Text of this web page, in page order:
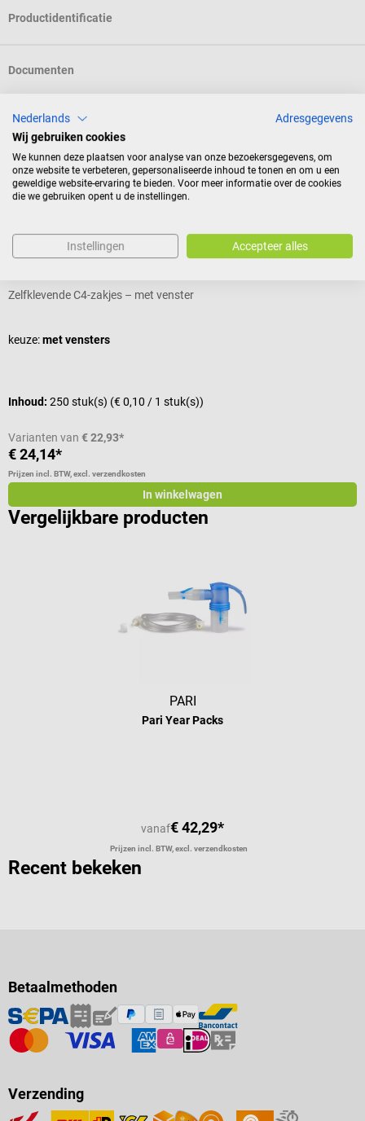
Productidentificatie
Documenten
Reviews
Andere kochten ook
Soennecken
Zelfklevende C4-zakjes – met venster
keuze:met vensters
Inhoud: 250 stuk(s) (€ 0,10 / 1 stuk(s))
Varianten van € 22,93*
€ 24,14*
Prijzen incl. BTW, excl. verzendkosten
In winkelwagen
Vergelijkbare producten
PARI
Pari Year Packs
vanaf€ 42,29*
Prijzen incl. BTW, excl. verzendkosten
Recent bekeken
Betaalmethoden
Verzending
Nederlands
Adresgegevens
Wij gebruiken cookies
We kunnen deze plaatsen voor analyse van onze bezoekersgegevens, om
onze website te verbeteren, gepersonaliseerde inhoud te tonen en om u een
geweldige website-ervaring te bieden. Voor meer informatie over de cookies
die we gebruiken opent u de instellingen.
Instellingen Accepteer alles